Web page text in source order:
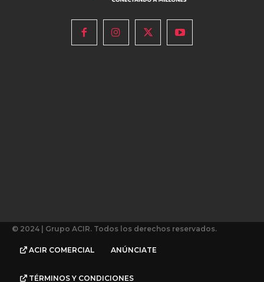
© 2024 | Grupo ACIR. Todos los derechos reservados.
ACIR COMERCIAL ANÚNCIATE
TÉRMINOS Y CONDICIONES